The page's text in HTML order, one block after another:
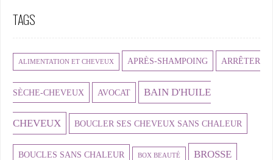
TAGS
ALIMENTATION ET CHEVEUX APRÈS-SHAMPOING ARRÊTER
SÈCHE-CHEVEUX AVOCAT BAIN D'HUILE
CHEVEUX BOUCLER SES CHEVEUX SANS CHALEUR
BOUCLES SANS CHALEUR BOX BEAUTÉ BROSSE